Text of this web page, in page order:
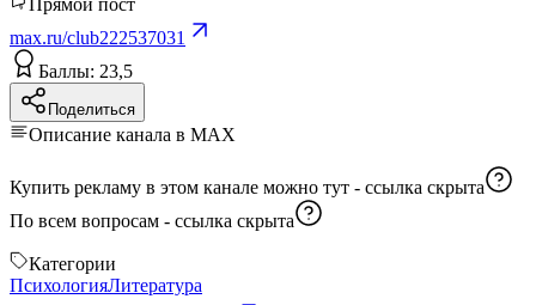
max.ru/club222537031
Баллы: 23,5
Поделиться
Описание канала в MAX
Купить рекламу в этом канале можно тут - ссылка скрыта
По всем вопросам - ссылка скрыта
Категории
ПсихологияЛитература